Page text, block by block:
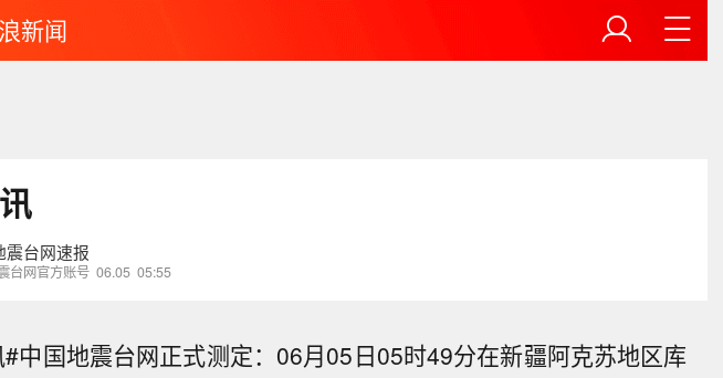
新闻
震台网速报
台网官方账号 06.05 05:55
中国地震台网正式测定：06月05日05时49分在新疆阿克苏地区库